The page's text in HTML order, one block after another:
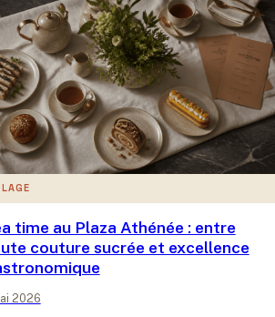
time au Plaza Athénée : entre
couture sucrée et excellence
2026